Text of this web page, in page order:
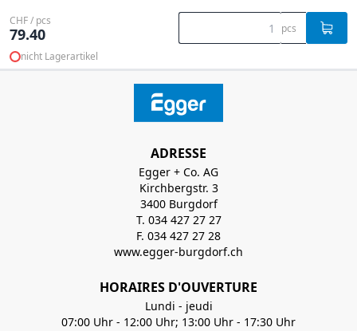
CHF / pcs
79.40 pcs
nicht Lagerartikel
ADRESSE
Egger + Co. AG
Kirchbergstr. 3
3400 Burgdorf
T. 034 427 27 27
F. 034 427 27 28
www.egger-burgdorf.ch
HORAIRES D'OUVERTURE
Lundi - jeudi
07:00 Uhr - 12:00 Uhr; 13:00 Uhr - 17:30 Uhr